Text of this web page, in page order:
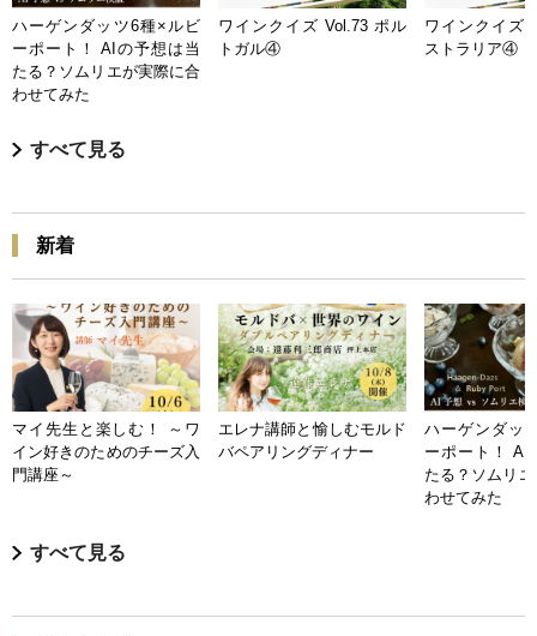
ハーゲンダッツ6種×ルビ
ーポート！ AIの予想は当
たる？ソムリエが実際に合
わせてみた
ワインクイズ Vol.73 ポル
トガル④
ワインクイズ
ストラリア④
すべて見る
新着
マイ先生と楽しむ！ ～ワ
イン好きのためのチーズ入
門講座～
エレナ講師と愉しむモルド
バペアリングディナー
ハーゲンダッ
ーポート！ AI
たる？ソムリ
わせてみた
すべて見る